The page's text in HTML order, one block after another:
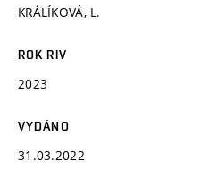
KRÁLÍKOVÁ, L.
ROK RIV
2023
VYDÁNO
31.03.2022